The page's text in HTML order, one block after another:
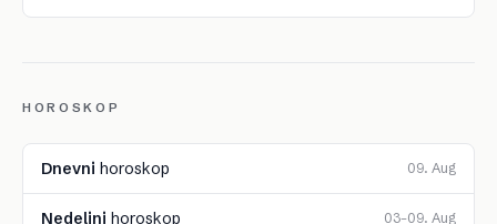
HOROSKOP
Dnevni horoskop 09. Aug
Nedeljni horoskop 03–09. Aug